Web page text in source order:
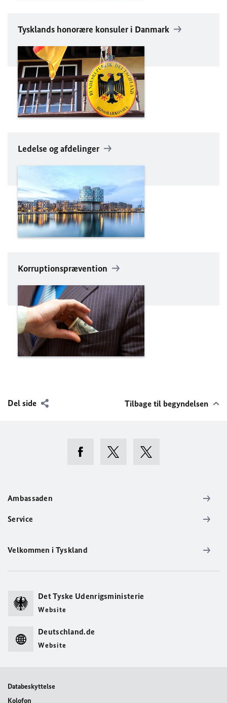
Tysklands honorære konsuler i Danmark
Ledelse og afdelinger
Korruptionsprævention
Del side Tilbage til begyndelsen
Ambassaden
Service
Velkommen i Tyskland
Det Tyske Udenrigsministerie
Website
Deutschland.de
Website
Databeskyttelse
Kolofon